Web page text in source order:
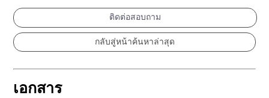
ติดต่อสอบถาม
เอกสาร